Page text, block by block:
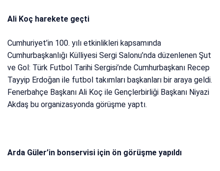
Ali Koç harekete geçti
Cumhuriyet’in 100. yılı etkinlikleri kapsamında
Cumhurbaşkanlığı Külliyesi Sergi Salonu’nda düzenlenen Şut
ve Gol: Türk Futbol Tarihi Sergisi’nde Cumhurbaşkanı Recep
Tayyip Erdoğan ile futbol takımları başkanları bir araya geldi.
Fenerbahçe Başkanı Ali Koç ile Gençlerbirliği Başkanı Niyazi
Akdaş bu organizasyonda görüşme yaptı.
Arda Güler’in bonservisi için ön görüşme yapıldı